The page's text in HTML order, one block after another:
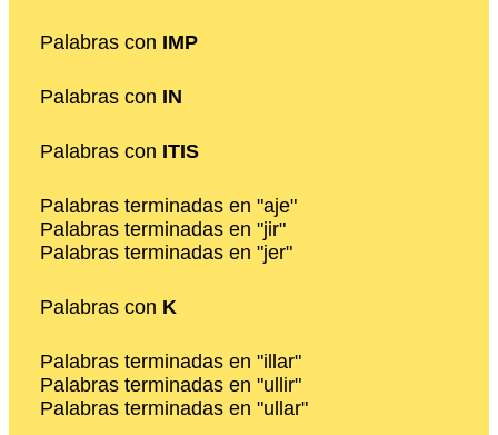
Palabras con IMP
Palabras con IN
Palabras con ITIS
Palabras terminadas en "aje"
Palabras terminadas en "jir"
Palabras terminadas en "jer"
Palabras con K
Palabras terminadas en "illar"
Palabras terminadas en "ullir"
Palabras terminadas en "ullar"